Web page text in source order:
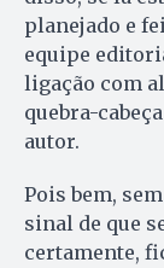
planejado e
equipe
ligação com
quebra-
autor.
Pois bem,
sinal de que
certamente,